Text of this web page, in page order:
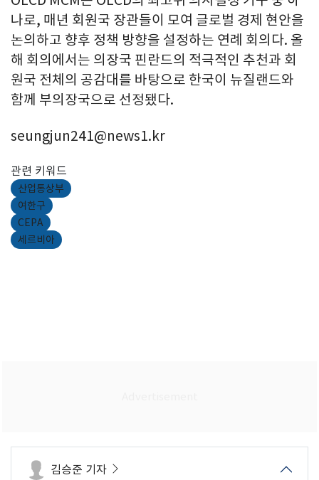
나로, 매년 회원국 장관들이 모여 글로벌 경제 현안을
논의하고 향후 정책 방향을 설정하는 연례 회의다. 올
해 회의에서는 의장국 핀란드의 적극적인 추천과 회
원국 전체의 공감대를 바탕으로 한국이 뉴질랜드와
함께 부의장국으로 선정됐다.
seungjun241@news1.kr
관련 키워드
산업통상부
여한구
CEPA
세르비아
김승준 기자